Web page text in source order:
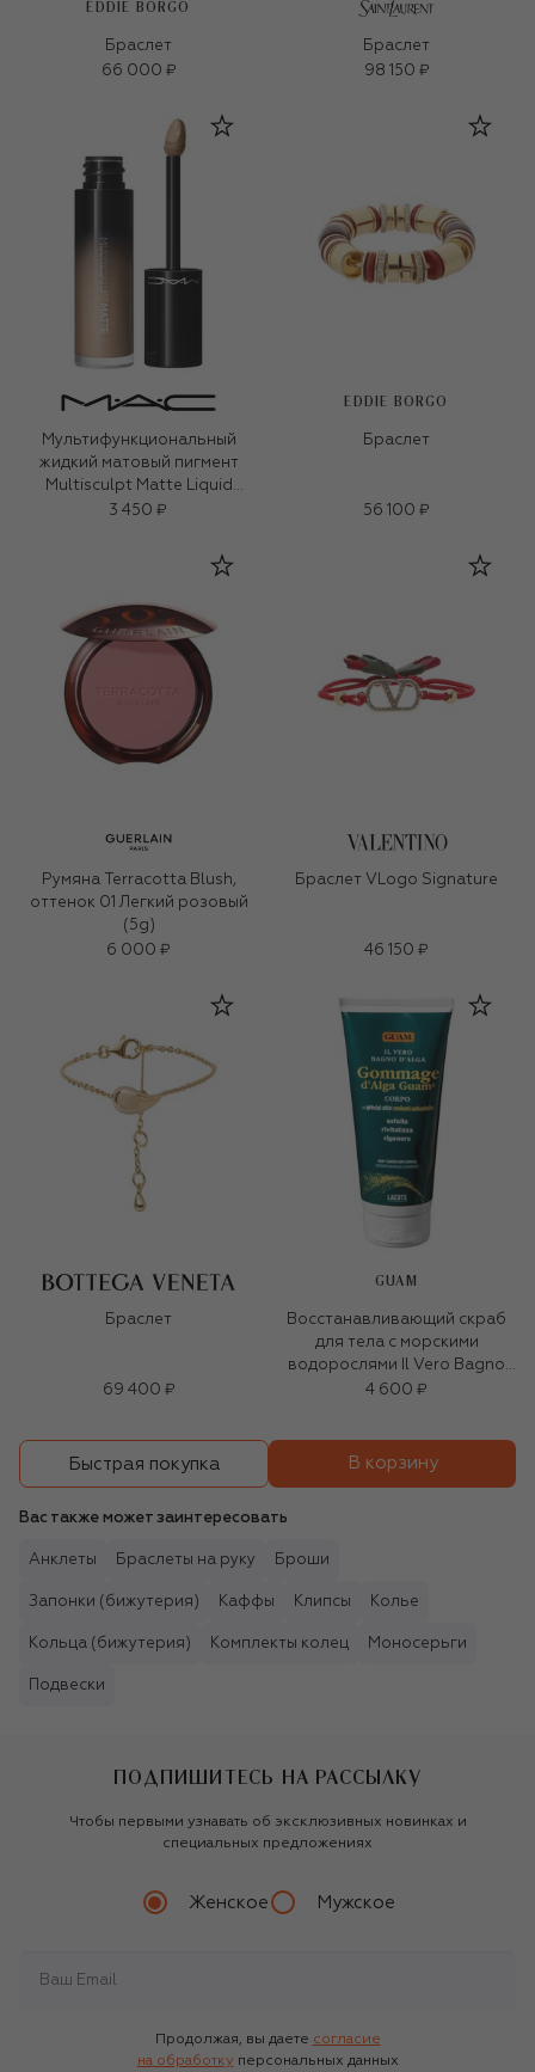
EDDIE BORGO
Браслет
66 000 ₽
Браслет
98 150 ₽
Мультифункциональный
жидкий матовый пигмент
Multisculpt Matte Liquid
Colour, оттенок Omega (4,5ml)
3 450 ₽
EDDIE BORGO
Браслет
56 100 ₽
Румяна Terracotta Blush,
оттенок 01 Легкий розовый
(5g)
6 000 ₽
Браслет VLogo Signature
46 150 ₽
Браслет
69 400 ₽
GUAM
Восстанавливающий скраб
для тела с морскими
водорослями Il Vero Bagno
D`Alga (200ml)
4 600 ₽
Быстрая покупка В корзину
Вас также может заинтересовать
Анклеты Браслеты на руку Броши
Запонки (бижутерия) Каффы Клипсы Колье
Кольца (бижутерия) Комплекты колец Моносерьги
Подвески
ПОДПИШИТЕСЬ НА РАССЫЛКУ
Чтобы первыми узнавать об эксклюзивных новинках и
специальных предложениях
Женское Мужское
Продолжая, вы даете согласие
на обработку персональных данных